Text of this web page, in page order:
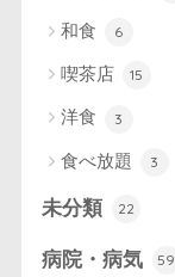
和食 6
喫茶店 15
洋食 3
食べ放題 3
未分類 22
病院・病気 59